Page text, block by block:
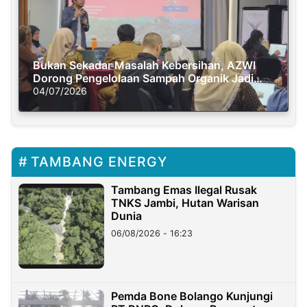
Bukan Sekadar Masalah Kebersihan, AZWI
Dorong Pengelolaan Sampah Organik Jadi
Solusi Krisis Iklim
04/07/2026
TAMBANG ENERGY
Tambang Emas Ilegal Rusak
TNKS Jambi, Hutan Warisan
Dunia
06/08/2026 - 16:23
Pemda Bone Bolango Kunjungi